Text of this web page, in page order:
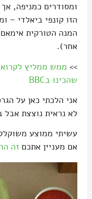
ומסודרים כמניפה,
הזו קונפי ביאלדי –
המנה הטורקית
אחר).
>> ממש ממליץ
שהכינו בBBC
אני הלכתי כאן על
לא נראית נוצצת אבל
עשיתי ממוצע
אם מעניין אתכם זה